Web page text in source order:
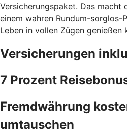
Versicherungspaket. Das
einem wahren Rundum-sorglos-
Leben in vollen Zügen genießen
Versicherungen
7 Prozent
Fremdwährung
umtauschen